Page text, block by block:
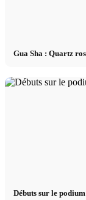
Gua Sha : Quartz
Débuts sur le